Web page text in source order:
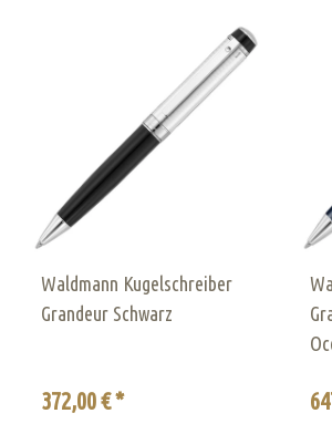
Waldmann Kugelschreiber
Grandeur Schwarz
372,00 € *